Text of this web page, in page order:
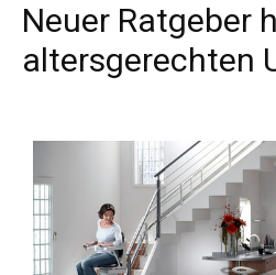
Neuer Ratgeber
altersgerechten